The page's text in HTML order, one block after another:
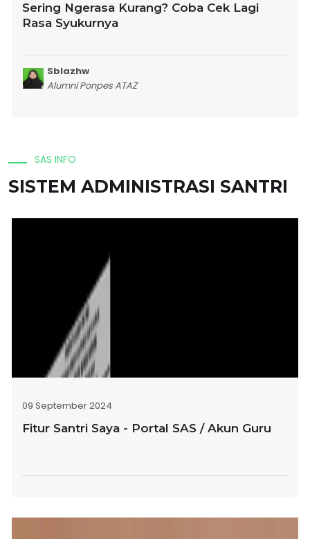
Sering Ngerasa Kurang? Coba Cek Lagi
Rasa Syukurnya
Sblazhw
Alumni Ponpes ATAZ
SAS INFO
SISTEM ADMINISTRASI SANTRI
09 September 2024
Fitur Santri Saya - Portal SAS / Akun Guru